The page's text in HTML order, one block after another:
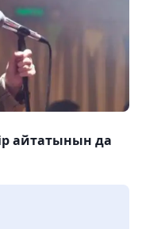
айтатынын да